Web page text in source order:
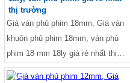
Lưới che nắng
Bạt che mưa
Bọc nilong, màng PE
Bạt đổ bê tông
Lưới nhựa quây che
thị trường
Giá ván phủ phim 18mm, Giá ván
khuôn phủ phim 18mm, ván phủ
phim 18 mm 18ly giá rẻ nhất thị
trường. Kích thước Dài 1220mm x
-3%